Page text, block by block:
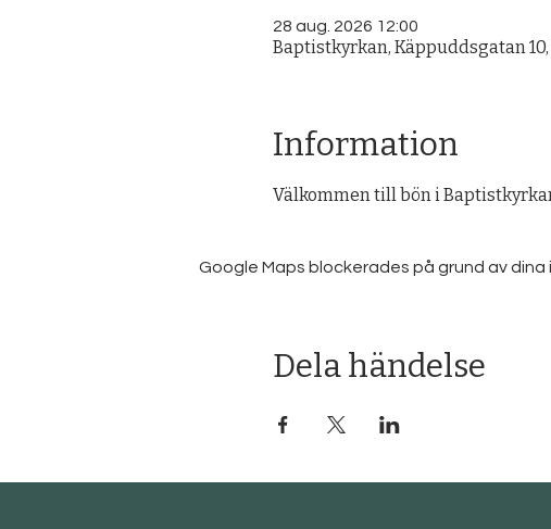
28 aug. 2026 12:00
Baptistkyrkan, Käppuddsgatan
Information
Välkommen till bön i
Google Maps blockerades på grund av
Dela händelse